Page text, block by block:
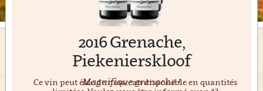
2016 Grenache,
Piekenierskloof
Magnifique grenache !
Ce vin peut être de nouveau disponible en quantités